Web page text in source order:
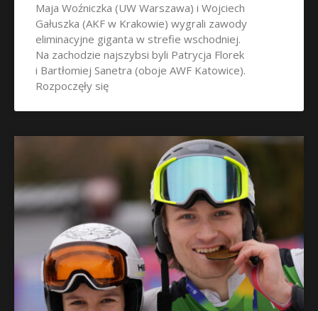
Maja Woźniczka (UW Warszawa) i Wojciech
Gałuszka (AKF w Krakowie) wygrali zawody
eliminacyjne giganta w strefie wschodniej.
Na zachodzie najszybsi byli Patrycja Florek
i Bartłomiej Sanetra (oboje AWF Katowice).
Rozpoczęły się